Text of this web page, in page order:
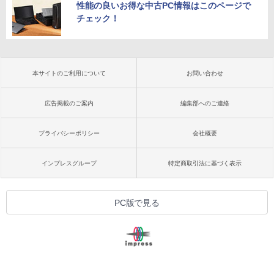
性能の良いお得な中古PC情報はこのページで
チェック！
本サイトのご利用について お問い合わせ
広告掲載のご案内 編集部へのご連絡
プライバシーポリシー 会社概要
インプレスグループ 特定商取引法に基づく表示
PC版で見る